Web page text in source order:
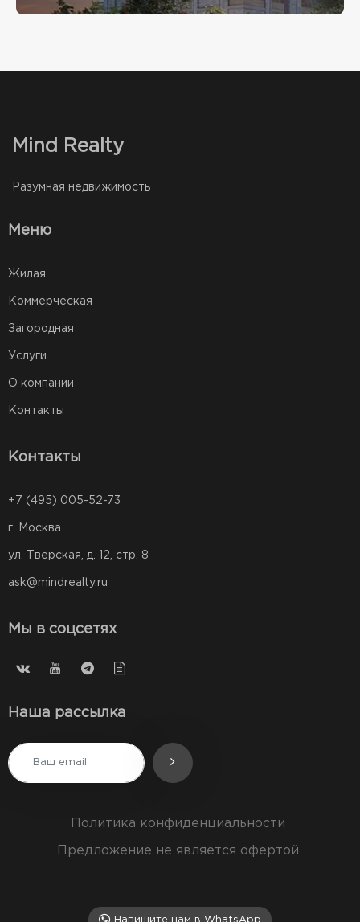
Mind Realty
Разумная недвижимость
Меню
Жилая
Коммерческая
Загородная
Услуги
О компании
Контакты
Контакты
+7 (495) 005-52-73
г. Москва
ул. Тверская, д. 12, стр. 8
ask@mindrealty.ru
Мы в соцсетях
Наша рассылка
Политика конфиденциальности
Предложение не является офертой
Напишите нам в WhatsApp